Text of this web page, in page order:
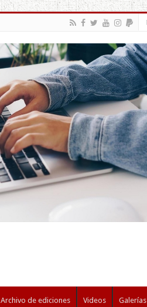
Archivo de ediciones Videos Galerías